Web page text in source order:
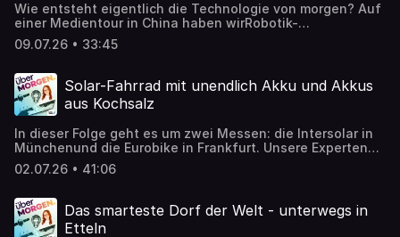
Wie entsteht eigentlich die Technologie von morgen? Auf
einer Medientour in China haben wirRobotik-
Unternehmen, Smartphone-Testlabore und innovative
Tech-Firmen besucht. In dieser Folge werfen wir einen
Unternehmen neue Produkte? Welche Rolle spielen
Künstliche Intelligenz, Robotik und Smart Glasses? Und
warum scheint Innovation dort oft schneller Realität zu
09.07.26 • 33:45
Solar-Fahrrad mit unendlich Akku und Akkus
aus Kochsalz
In dieser Folge geht es um zwei Messen: die Intersolar in
Münchenund die Eurobike in Frankfurt. Unsere Experten
Stefan und Artem erzählen, welche Trends ihnen vor Ort
aufgefallen sind – von immer größeren und modulareren
KI-Energiemanagement und Natrium-Akkus bis hin zu E-
Bikes mit Sensorik, automatischer Unterstützung, Head-
up-Displays und Solar-Lastenrädern.
02.07.26 • 41:06
Das smarteste Dorf der Welt - unterwegs in
Etteln